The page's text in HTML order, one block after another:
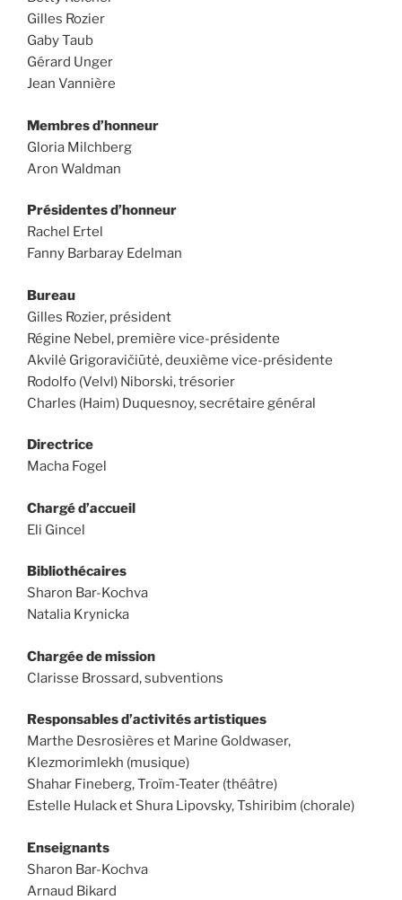
Gilles Rozier
Gaby Taub
Gérard Unger
Jean Vannière
Membres d’honneur
Gloria Milchberg
Aron Waldman
Présidentes d’honneur
Rachel Ertel
Fanny Barbaray Edelman
Bureau
Gilles Rozier, président
Régine Nebel, première vice-présidente
Akvilė Grigoravičiūtė, deuxième vice-présidente
Rodolfo (Velvl) Niborski, trésorier
Charles (Haim) Duquesnoy, secrétaire général
Directrice
Macha Fogel
Chargé d’accueil
Eli Gincel
Bibliothécaires
Sharon Bar-Kochva
Natalia Krynicka
Chargée de mission
Clarisse Brossard, subventions
Responsables d’activités artistiques
Marthe Desrosières et Marine Goldwaser,
Klezmorimlekh (musique)
Shahar Fineberg, Troïm-Teater (théâtre)
Estelle Hulack et Shura Lipovsky, Tshiribim (chorale)
Enseignants
Sharon Bar-Kochva
Arnaud Bikard